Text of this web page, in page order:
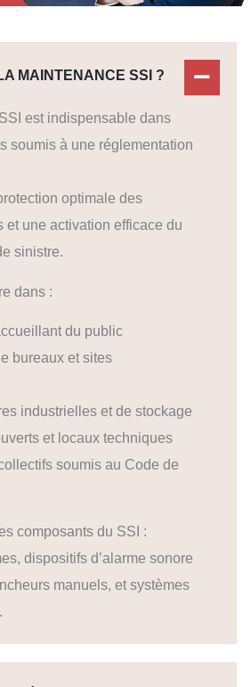
MAINTENANCE SSI ?
est indispensable dans
soumis à une réglementation
optimale des
et une activation efficace du
sinistre.
dans :
du public
bureaux et sites
industrielles et de stockage
et locaux techniques
soumis au Code de
composants du SSI :
dispositifs d’alarme sonore
manuels, et systèmes